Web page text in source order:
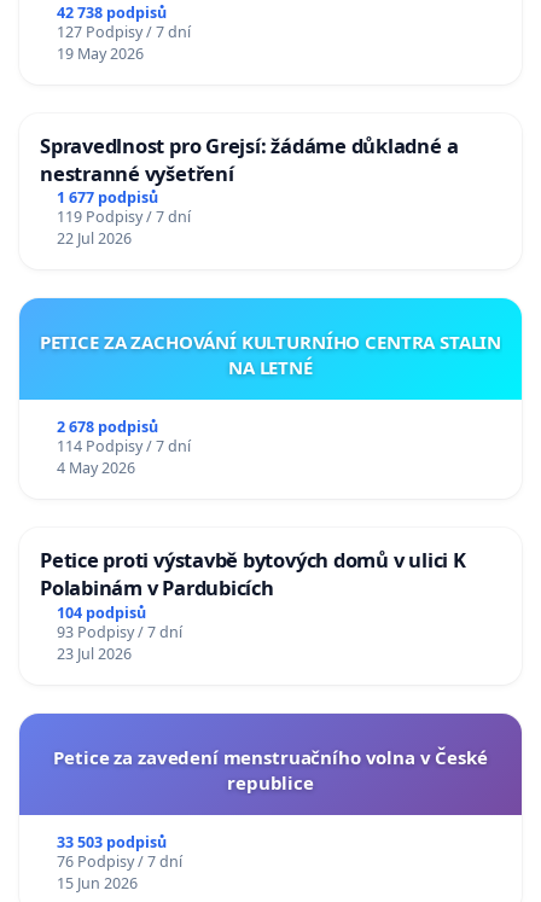
42 738 podpisů
127 Podpisy / 7 dní
19 May 2026
Spravedlnost pro Grejsí: žádáme důkladné a
nestranné vyšetření
1 677 podpisů
119 Podpisy / 7 dní
22 Jul 2026
PETICE ZA ZACHOVÁNÍ KULTURNÍHO CENTRA STALIN
NA LETNÉ
2 678 podpisů
114 Podpisy / 7 dní
4 May 2026
Petice proti výstavbě bytových domů v ulici K
Polabinám v Pardubicích
104 podpisů
93 Podpisy / 7 dní
23 Jul 2026
Petice za zavedení menstruačního volna v České
republice
33 503 podpisů
76 Podpisy / 7 dní
15 Jun 2026